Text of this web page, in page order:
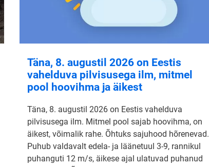
Täna, 8. augustil 2026 on Eestis
vahelduva pilvisusega ilm, mitmel
pool hoovihma ja äikest
Täna, 8. augustil 2026 on Eestis vahelduva
pilvisusega ilm. Mitmel pool sajab hoovihma, on
äikest, võimalik rahe. Õhtuks sajuhood hõrenevad.
Puhub valdavalt edela- ja läänetuul 3-9, rannikul
puhanguti 12 m/s, äikese ajal ulatuvad puhanud